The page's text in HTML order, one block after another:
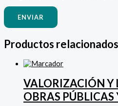
Productos relacionados
VALORIZACIÓN Y
OBRAS PÚBLICAS